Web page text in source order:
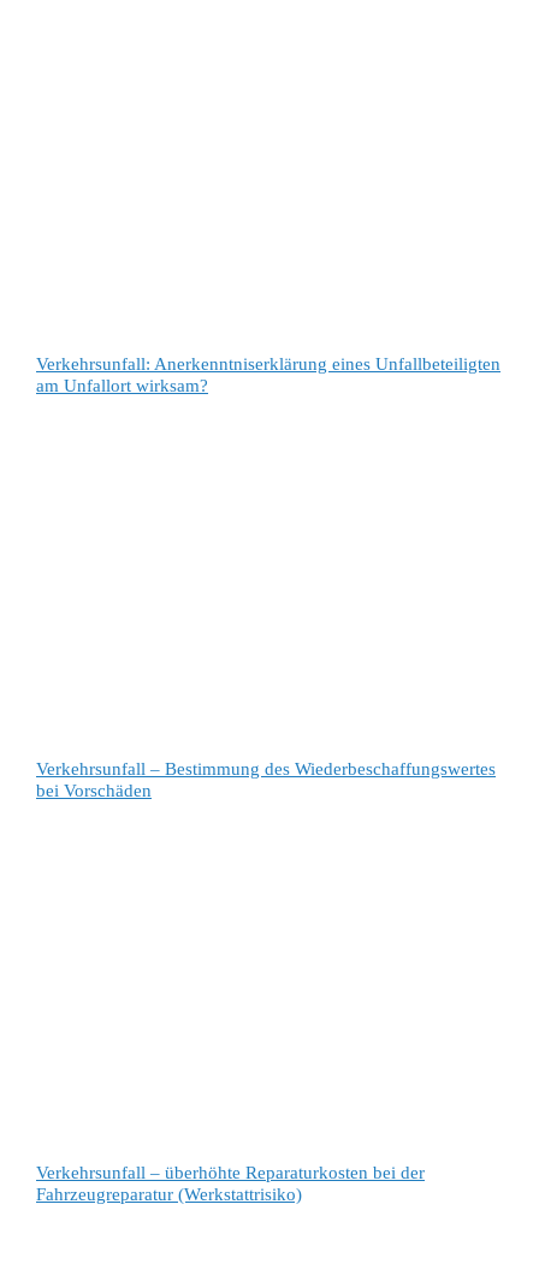
Verkehrsunfall: Anerkenntniserklärung eines Unfallbeteiligten
am Unfallort wirksam?
Verkehrsunfall – Bestimmung des Wiederbeschaffungswertes
bei Vorschäden
Verkehrsunfall – überhöhte Reparaturkosten bei der
Fahrzeugreparatur (Werkstattrisiko)